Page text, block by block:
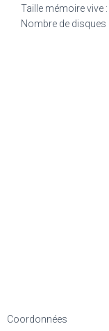
Taille mémoire vive
Nombre de disques
Coordonnées